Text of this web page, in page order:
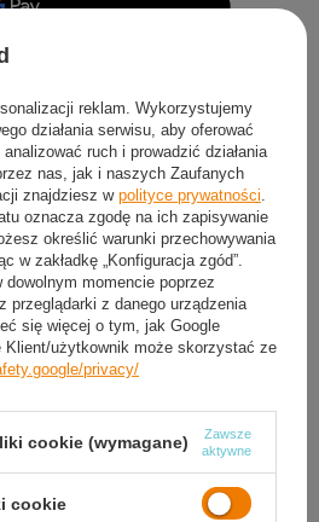
od50,00 zł
obejrzysz i kupisz od ręki
lub punktu
przy zamówieniu od50,00 złsą za
reklam. Wykorzystujemy
działania serwisu, aby oferować
ruch i prowadzić działania
nas, jak i naszych Zaufanych
znajdziesz w polityce prywatności
oznacza zgodę na ich zapisywanie
określić warunki przechowywania
w zakładkę „Konfiguracja zgód”.
momencie poprzez
przeglądarki z danego urządzenia
się więcej o tym, jak Google
Klient/użytkownik może skorzystać ze
privacy/
cookie (wymagane)
Zawsze
aktywne
cookie